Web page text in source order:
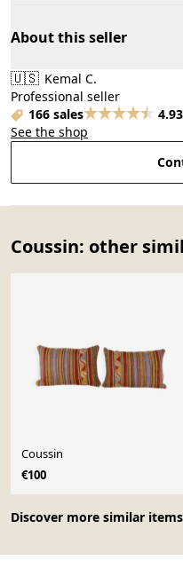
About this seller
🇺🇸 Kemal C.
Professional seller
166 sales
4.93
See the shop
Coussin: other
Discover more similar items
Coussin
€100